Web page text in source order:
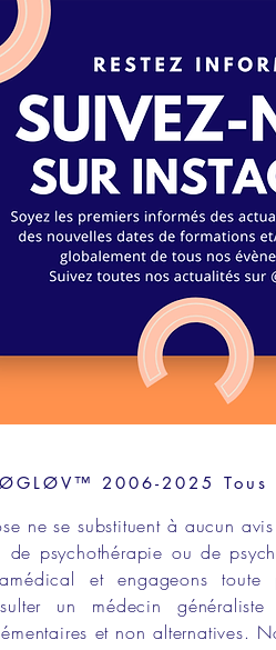
2006-2025
ne se substituent à aucun
de psychothérapie ou de
et engageons
un médecin généraliste
et non alternatives.